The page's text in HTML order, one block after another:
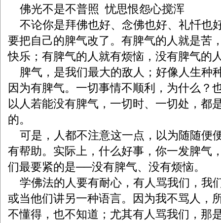
佛光不是不普照 忧思恨怨心搅浑
不论你是拜佛也好、念佛也好、礼忏也
要把自己的脾气改了。有脾气的人就是苦
快乐；有脾气的人就有烦恼，没有脾气的
脾气，是我们最大的敌人；好像人生种
因为有脾气。一切事情不顺利，为什么？
以人若能没有脾气，一切时、一切处，都
的。
可是，人都不注意这一点，以为随随便
有帮助。实际上，什么好事，你一发脾气
们最要紧的是──没有脾气、没有烦恼。
学佛法的人要有耐心，有人骂我们，我
或当他们讲另一种语言。因为我不骂人，
不懂得，也不知道；尤其有人骂我们，那